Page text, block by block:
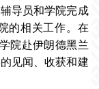
导员和学院完成
的相关工作。在
院赴伊朗德黑兰
见闻、收获和建